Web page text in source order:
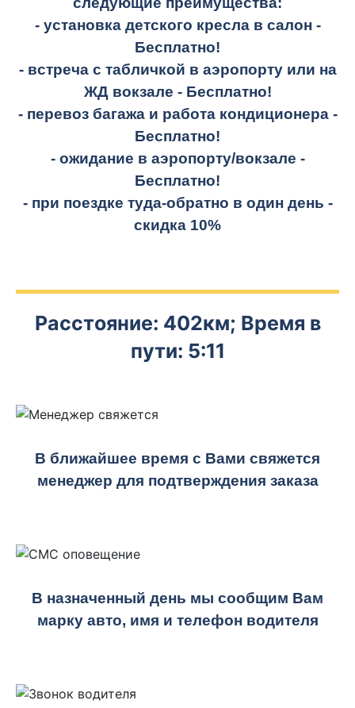
- установка детского кресла в салон -
Бесплатно!
- встреча с табличкой в аэропорту или на
ЖД вокзале - Бесплатно!
- перевоз багажа и работа кондиционера -
Бесплатно!
- ожидание в аэропорту/вокзале -
Бесплатно!
- при поездке туда-обратно в один день -
скидка 10%
Расстояние: 402км; Время в
пути: 5:11
В ближайшее время с Вами свяжется
менеджер для подтверждения заказа
В назначенный день мы сообщим Вам
марку авто, имя и телефон водителя